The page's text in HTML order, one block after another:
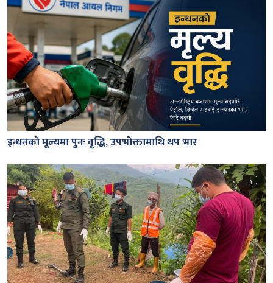
इन्धनको मूल्यमा पुनः वृद्धि, उपभोक्तामाथि थप भार